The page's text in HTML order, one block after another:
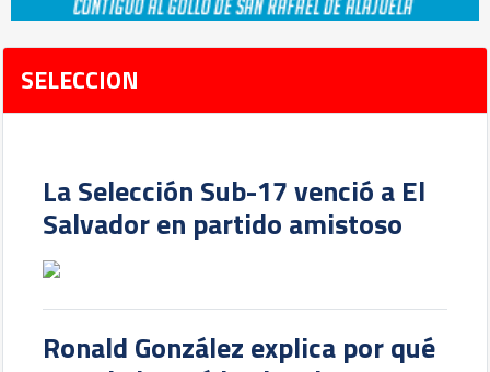
SELECCION
La Selección Sub-17 venció a El
Salvador en partido amistoso
Ronald González explica por qué